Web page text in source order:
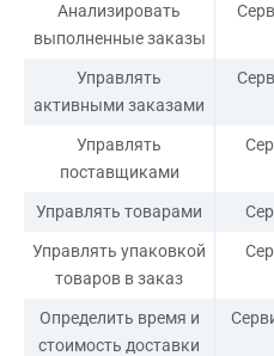
Анализировать
выполненные заказы
Управлять
активными заказами
Управлять
поставщиками
Управлять товарами
Управлять упаковкой
товаров в заказ
Определить время и
стоимость доставки